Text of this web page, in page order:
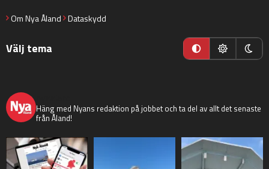
Om Nya Åland Dataskydd
Välj tema
Häng med Nyans redaktion på jobbet och ta del av allt det senaste
från Åland!